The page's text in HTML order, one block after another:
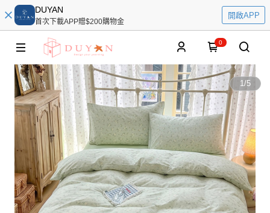
DUYAN
首次下載APP贈$200購物金
開啟APP
0
1/5